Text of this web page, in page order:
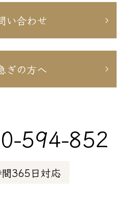
い合わせ
ぎの方へ
594-852
365日対応